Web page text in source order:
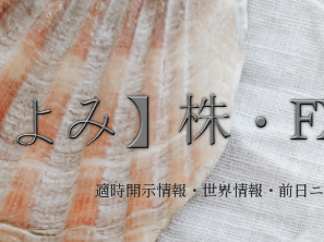
適時開示情報・世界情報・前日